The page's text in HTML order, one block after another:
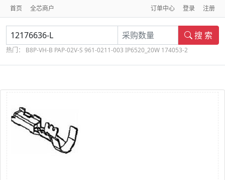
首页 全芯商户 订单中心 登录 注册
搜 索
热门： B8P-VH-B PAP-02V-S 961-0211-003 IP6520_20W 174053-2